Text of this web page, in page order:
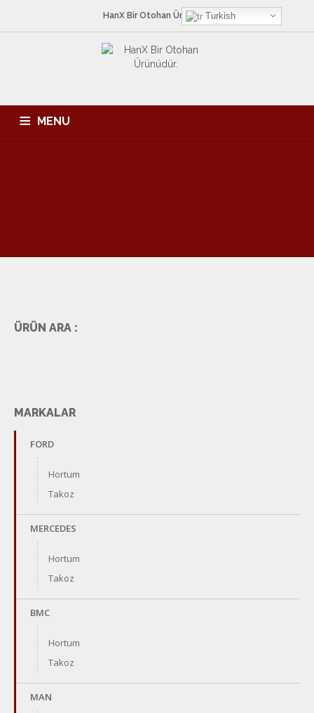
HanX BirOtohan Ürünüdür.
MENU
ÜRÜN ARA :
MARKALAR
FORD
Hortum
Takoz
MERCEDES
Hortum
Takoz
BMC
Hortum
Takoz
MAN
Turkish